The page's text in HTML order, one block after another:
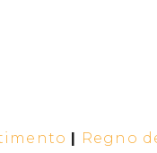
Regno